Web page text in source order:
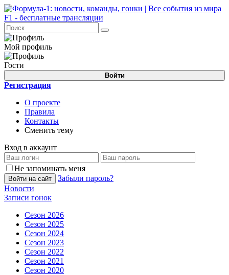
Мой профиль
Гости
Войти
Регистрация
О проекте
Правила
Контакты
Сменить тему
Вход в аккаунт
Не запоминать меня
Войти на сайт
Забыли пароль?
Новости
Записи гонок
Сезон 2026
Сезон 2025
Сезон 2024
Сезон 2023
Сезон 2022
Сезон 2021
Сезон 2020